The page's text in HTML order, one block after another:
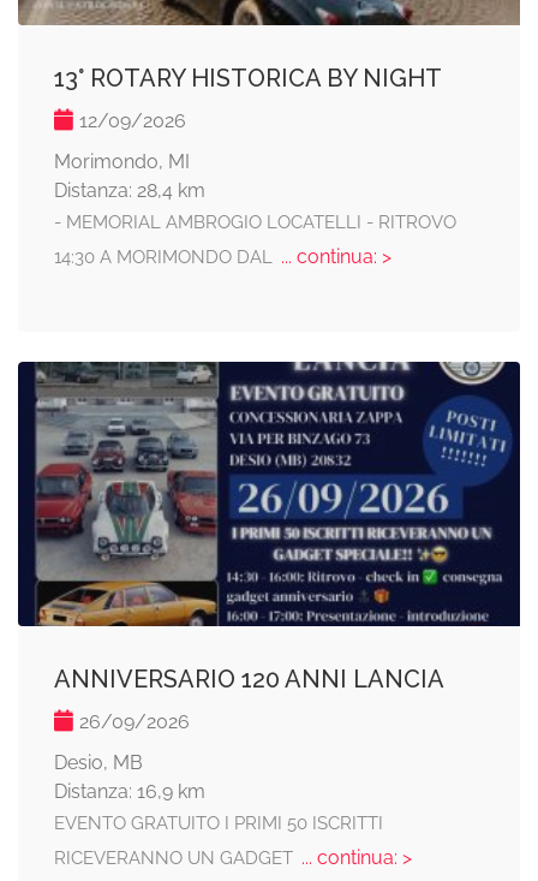
13° ROTARY HISTORICA BY NIGHT
12/09/2026
Morimondo, MI
Distanza: 28,4 km
- MEMORIAL AMBROGIO LOCATELLI - RITROVO
14:30 A MORIMONDO DAL... continua: >
ANNIVERSARIO 120 ANNI LANCIA
26/09/2026
Desio, MB
Distanza: 16,9 km
EVENTO GRATUITO I PRIMI 50 ISCRITTI
RICEVERANNO UN GADGET... continua: >